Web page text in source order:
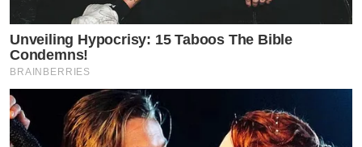
Unveiling Hypocrisy: 15 Taboos The Bible
Condemns!
BRAINBERRIES